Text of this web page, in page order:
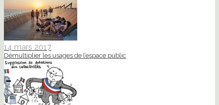
14 mars 2017
Démultiplier les usages de l’espace public